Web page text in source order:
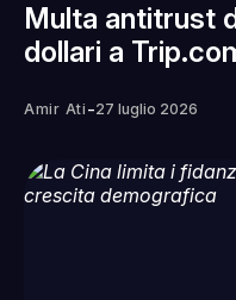
Multa antitrust
dollari a
Amir Ati -27 luglio 2026